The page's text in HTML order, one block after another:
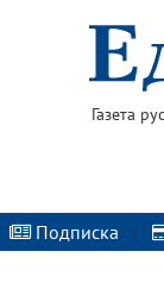
Газета
Подписка |